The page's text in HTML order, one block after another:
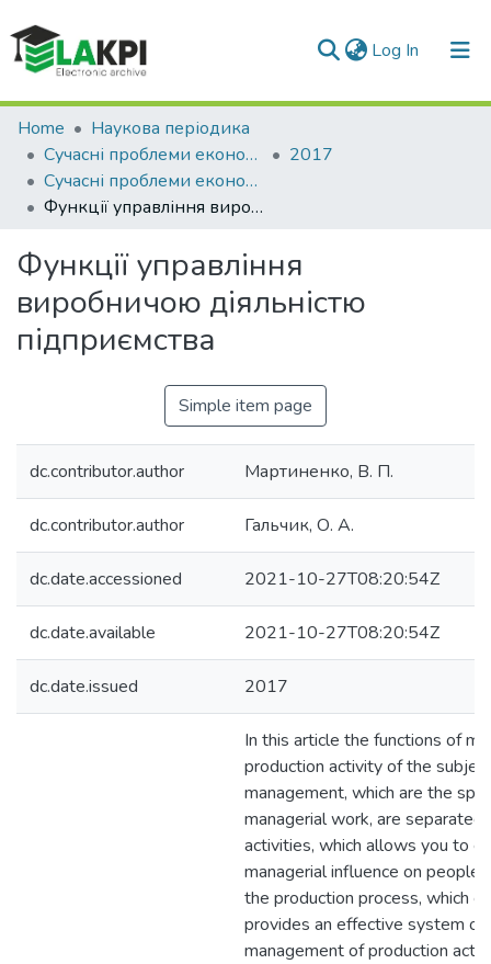
Log In (current)
Communities & Collections
All of DSpace
Statistics
Home
Наукова періодика
Сучасні проблеми економіки і підприємництво
2017
Сучасні проблеми економіки і підприємництво: збірник наукових праць, Вип. 20
Функції управління виробничою діяльністю підприємства
Функції управління
виробничою діяльністю
підприємства
Simple item page
dc.contributor.author Мартиненко, В. П.
dc.contributor.author Гальчик, О. А.
dc.date.accessioned 2021-10-27T08:20:54Z
dc.date.available 2021-10-27T08:20:54Z
dc.date.issued 2017
In this article the functions of
production activity of the
management, which are the
managerial work, are separated
activities, which allows you to
managerial influence on
the production process, which
provides an effective system of
management of production